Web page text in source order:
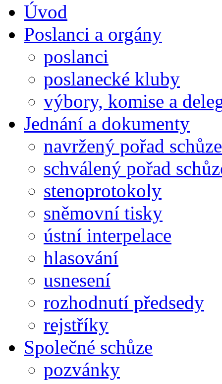
Úvod
Poslanci a orgány
poslanci
poslanecké kluby
výbory, komise a
Jednání a dokumenty
navržený pořad schůze
schválený pořad
stenoprotokoly
sněmovní tisky
ústní interpelace
hlasování
usnesení
rozhodnutí předsedy
rejstříky
Společné schůze
pozvánky